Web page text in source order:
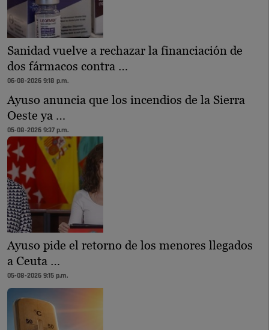
Sanidad vuelve a rechazar la financiación de
dos fármacos contra …
06-08-2026 9:18 p.m.
Ayuso anuncia que los incendios de la Sierra
Oeste ya …
05-08-2026 9:37 p.m.
Ayuso pide el retorno de los menores llegados
a Ceuta …
05-08-2026 9:15 p.m.